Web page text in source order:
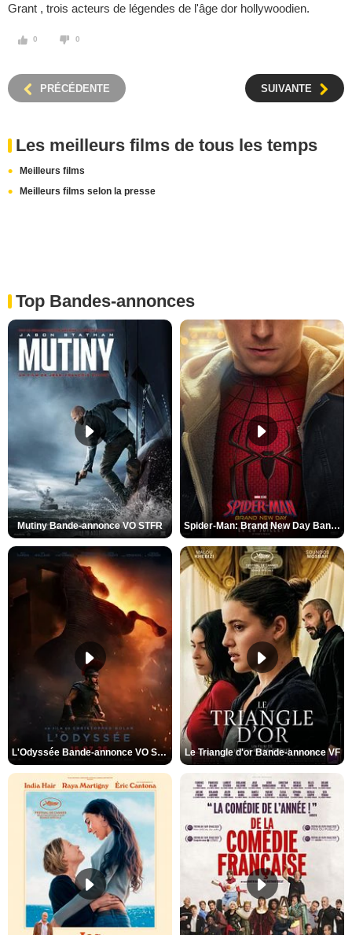
Grant , trois acteurs de légendes de l'âge dor hollywoodien.
0 0
PRÉCÉDENTE SUIVANTE
Les meilleurs films de tous les temps
Meilleurs films
Meilleurs films selon la presse
Top Bandes-annonces
Mutiny Bande-annonce VO STFR Spider-Man: Brand New Day Bande-annonce VO STFR
L'Odyssée Bande-annonce VO STFR Le Triangle d'or Bande-annonce VF